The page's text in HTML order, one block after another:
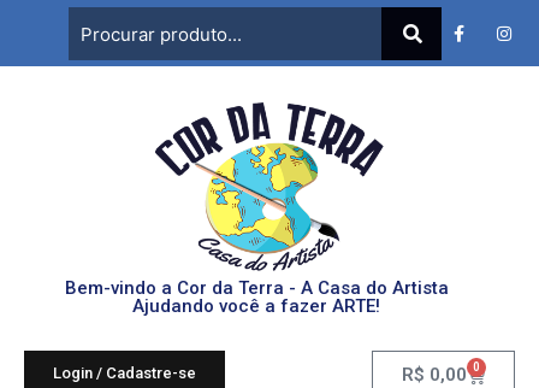
Bem-vindo a Cor da Terra - A Casa do Artista
Ajudando você a fazer ARTE!
Login / Cadastre-se R$ 0,00 0